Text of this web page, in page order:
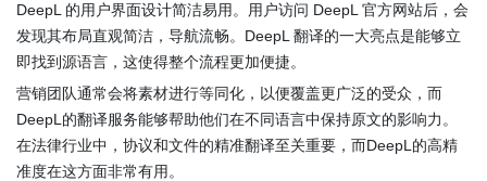
DeepL 的用户界面设计简洁易用。用户访问 DeepL 官方网站后，会
发现其布局直观简洁，导航流畅。DeepL 翻译的一大亮点是能够立
即找到源语言，这使得整个流程更加便捷。
营销团队通常会将素材进行等同化，以便覆盖更广泛的受众，而
DeepL的翻译服务能够帮助他们在不同语言中保持原文的影响力。
在法律行业中，协议和文件的精准翻译至关重要，而DeepL的高精
准度在这方面非常有用。